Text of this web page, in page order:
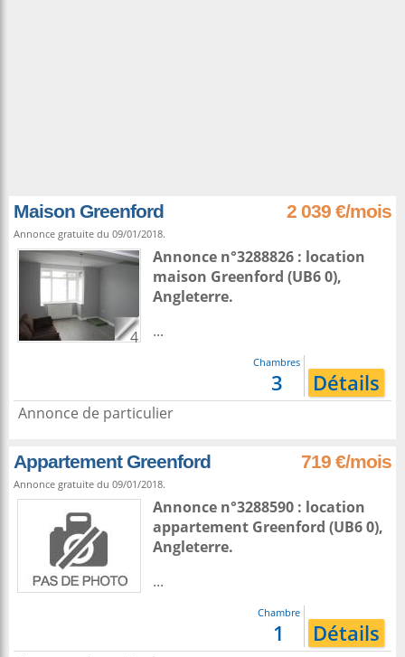
Maison Greenford 2 039 €/mois
Annonce gratuite du 09/01/2018.
4
Annonce n°3288826 : location
maison Greenford (UB6 0),
Angleterre.
...
Chambres
3 Détails
Annonce de particulier
Appartement Greenford 719 €/mois
Annonce gratuite du 09/01/2018.
Annonce n°3288590 : location
appartement Greenford (UB6 0),
Angleterre.
...
Chambre
1 Détails